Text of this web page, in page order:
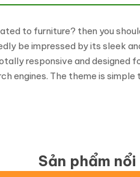
to furniture? then you
be impressed by its sleek
responsive and designed
engines. The theme is
Sản phẩm